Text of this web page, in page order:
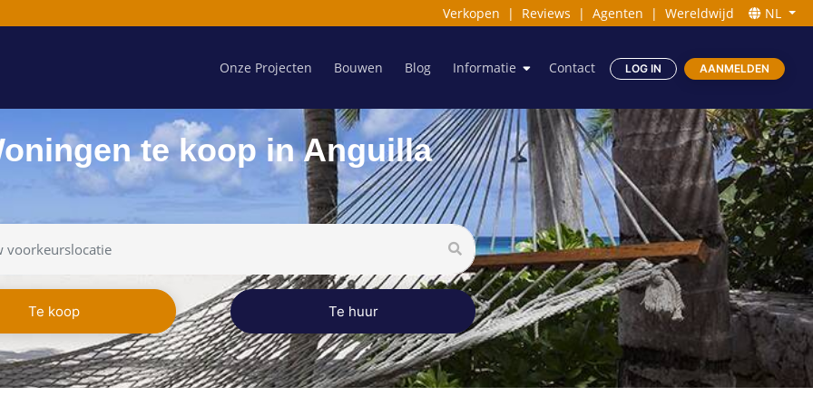
Verkopen | Reviews | Agenten | Wereldwijd NL
Onze Projecten Bouwen Blog Informatie Contact LOG IN AANMELDEN
te koop in Anguilla
Te koop Te huur